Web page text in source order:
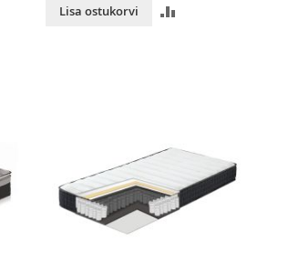
Lisa ostukorvi